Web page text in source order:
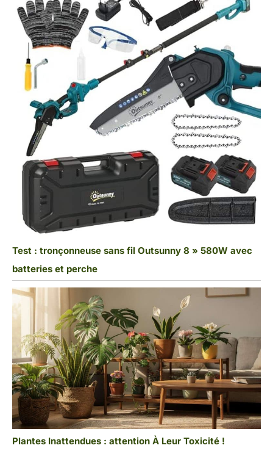
Test : tronçonneuse sans fil Outsunny 8 » 580W avec
batteries et perche
Plantes Inattendues : attention À Leur Toxicité !